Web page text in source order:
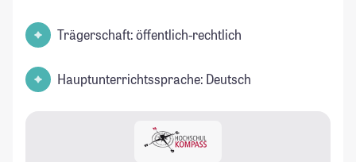
Trägerschaft: öffentlich-rechtlich
Hauptunterrichtssprache: Deutsch